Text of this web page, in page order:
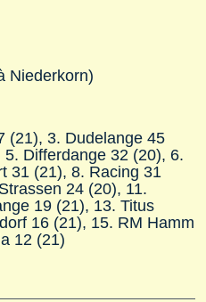
Niederkorn)
(21), 3. Dudelange 45
Differdange 32 (20), 6.
31 (21), 8. Racing 31
24 (20), 11.
19 (21), 13. Titus
16 (21), 15. RM Hamm
12 (21)